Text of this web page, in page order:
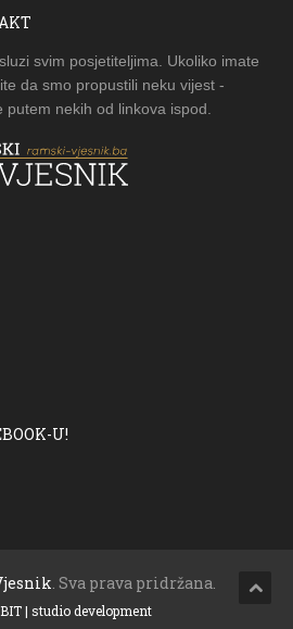
svim posjetiteljima. Ukoliko imate
da smo propustili neku vijest -
nekih od linkova ispod.
U!
. Sva prava pridržana.
| studio development